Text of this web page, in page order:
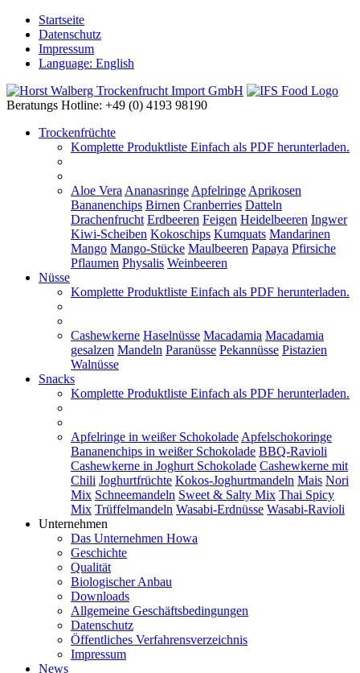
Startseite
Datenschutz
Impressum
Language: English
Beratungs Hotline: +49 (0) 4193 98190
Trockenfrüchte
Komplette Produktliste Einfach als PDF herunterladen.
Aloe Vera Ananasringe Apfelringe Aprikosen
Bananenchips Birnen Cranberries Datteln
Drachenfrucht Erdbeeren Feigen Heidelbeeren Ingwer
Kiwi-Scheiben Kokoschips Kumquats Mandarinen
Mango Mango-Stücke Maulbeeren Papaya Pfirsiche
Pflaumen Physalis Weinbeeren
Nüsse
Komplette Produktliste Einfach als PDF herunterladen.
Cashewkerne Haselnüsse Macadamia Macadamia
gesalzen Mandeln Paranüsse Pekannüsse Pistazien
Walnüsse
Snacks
Komplette Produktliste Einfach als PDF herunterladen.
Apfelringe in weißer Schokolade Apfelschokoringe
Bananenchips in weißer Schokolade BBQ-Ravioli
Cashewkerne in Joghurt Schokolade Cashewkerne mit
Chili Joghurtfrüchte Kokos-Joghurtmandeln Mais Nori
Mix Schneemandeln Sweet & Salty Mix Thai Spicy
Mix Trüffelmandeln Wasabi-Erdnüsse Wasabi-Ravioli
Unternehmen
Das Unternehmen Howa
Geschichte
Qualität
Biologischer Anbau
Downloads
Allgemeine Geschäftsbedingungen
Datenschutz
Öffentliches Verfahrensverzeichnis
Impressum
News